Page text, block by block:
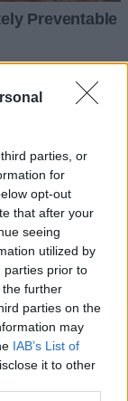
parties, or
for
opt-out
that after your
seeing
utilized by
parties prior to
further
parties on the
may
IAB’s List of
it to other